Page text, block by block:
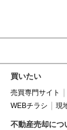
買いたい
売買専門サイト
WEBチラシ
現
不動産売却につ